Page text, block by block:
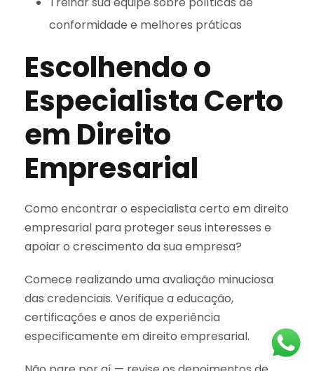
conformidade e melhores práticas
Escolhendo o
Especialista Certo
em Direito
Empresarial
Como encontrar o especialista certo em direito
empresarial para proteger seus interesses e
apoiar o crescimento da sua empresa?
Comece realizando uma avaliação minuciosa
das credenciais. Verifique a educação,
certificações e anos de experiência
especificamente em direito empresarial.